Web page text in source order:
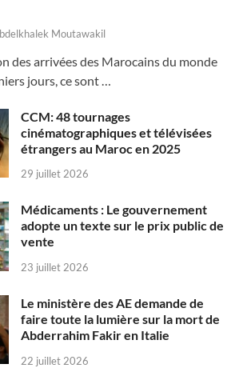
Moutawakil
des arrivées des Marocains du monde
jours, ce sont …
CCM: 48 tournages
cinématographiques et télévisées
étrangers au Maroc en 2025
29 juillet 2026
Médicaments : Le gouvernement
adopte un texte sur le prix public de
vente
23 juillet 2026
Le ministère des AE demande de
faire toute la lumière sur la mort de
Abderrahim Fakir en Italie
22 juillet 2026